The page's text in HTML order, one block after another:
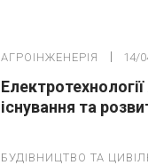
АГРОІНЖЕНЕРІЯ 14/
існування та
БУДІВНИЦТВО ТА